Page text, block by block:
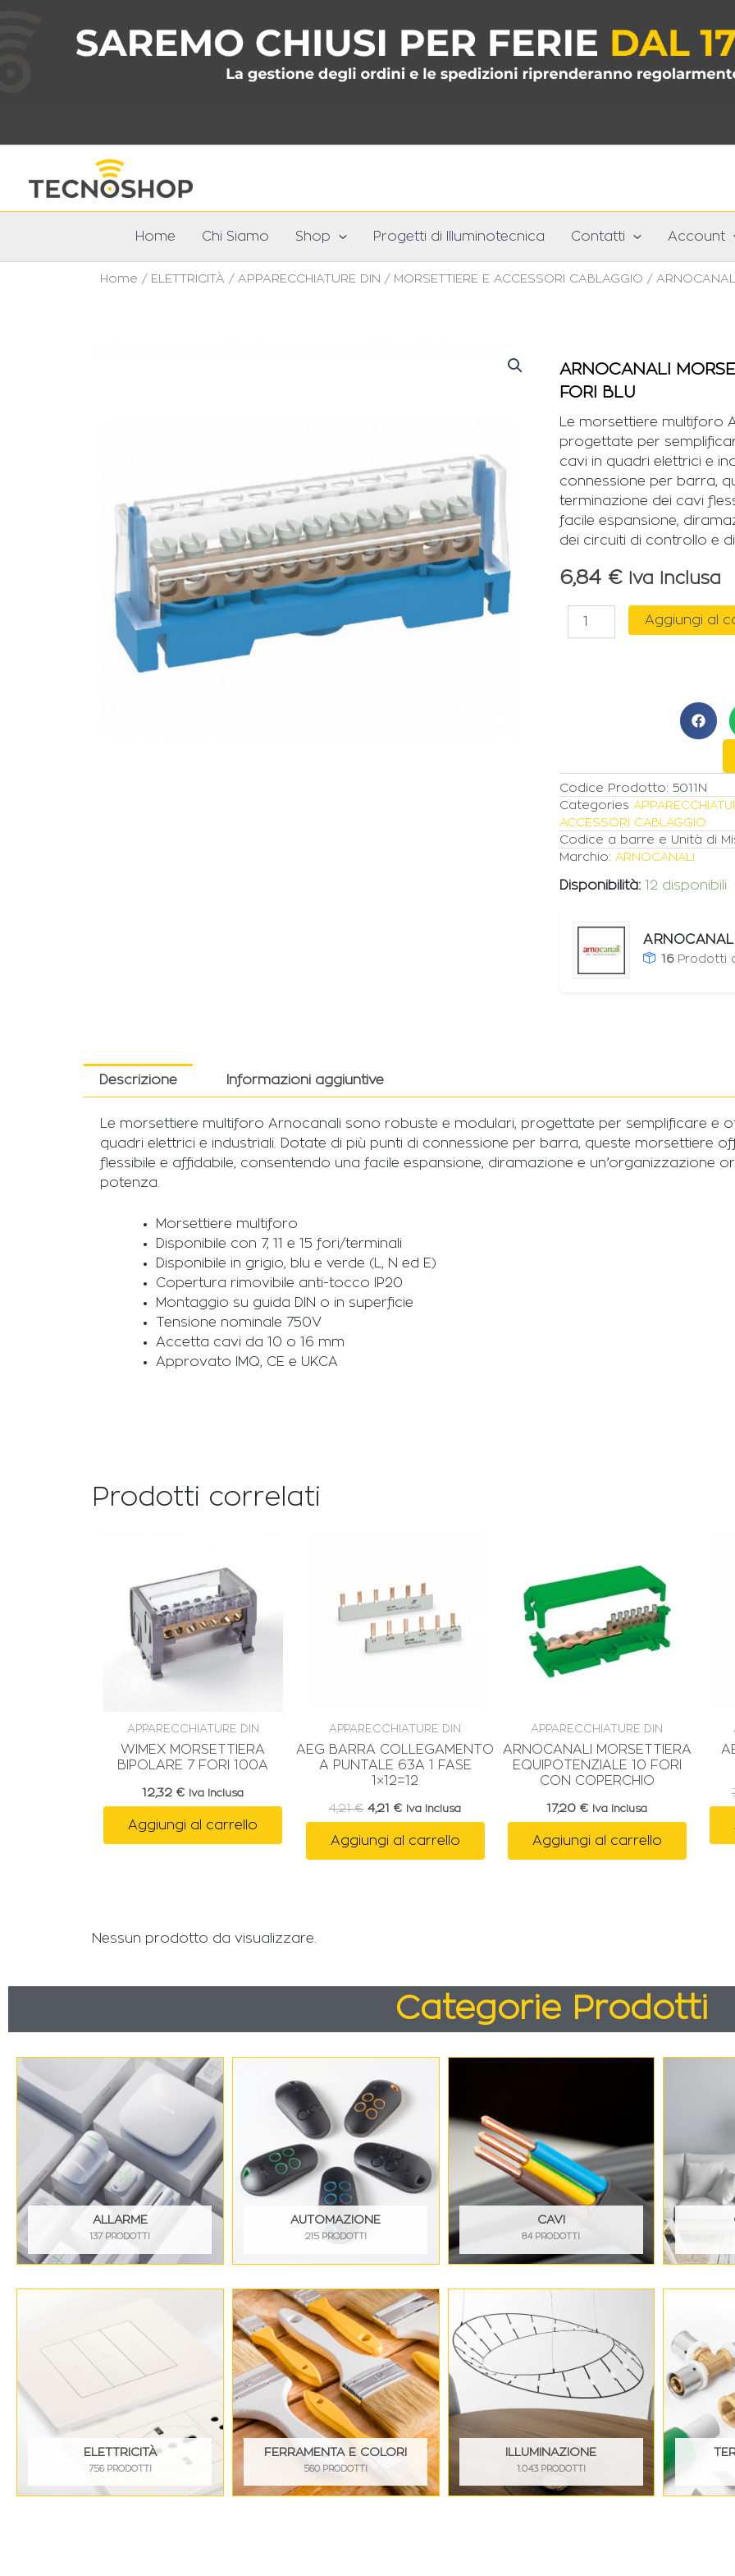
Home Chi Siamo Shop Progetti di Illuminotecnica Contatti Account
Home / ELETTRICITÀ / APPARECCHIATURE DIN / MORSETTIERE E ACCESSORI CABLAGGIO /
ARNOCANALI
FORI BLU
Le morsettiere multiforo
progettate per
cavi in quadri elettrici e
connessione per barra,
terminazione dei cavi
facile espansione,
dei circuiti di controllo e
6,84 € Iva Inclusa
MORSETTIERA
Aggiungi al
Codice Prodotto: 5011N
Categories
ACCESSORI CABLAGGIO
Codice a barre e Unità di
Marchio: ARNOCANALI
Disponibilità: 12 disponibili
ARNOCANALI
16 Prodotti
Descrizione Informazioni aggiuntive
Le morsettiere multiforo Arnocanali sono robuste e modulari, progettate per semplificare e
quadri elettrici e industriali. Dotate di più punti di connessione per barra, queste morsettiere
flessibile e affidabile, consentendo una facile espansione, diramazione e un’organizzazione
potenza.
Morsettiere multiforo
Disponibile con 7, 11 e 15 fori/terminali
Disponibile in grigio, blu e verde (L, N ed E)
Copertura rimovibile anti-tocco IP20
Montaggio su guida DIN o in superficie
Tensione nominale 750V
Accetta cavi da 10 o 16 mm
Approvato IMQ, CE e UKCA
Prodotti correlati
APPARECCHIATURE DIN
WIMEX MORSETTIERA
BIPOLARE 7 FORI 100A
12,32€ Iva Inclusa
Aggiungi al carrello
APPARECCHIATURE DIN
AEG BARRA COLLEGAMENTO
A PUNTALE 63A 1 FASE
1×12=12
4,21€
4,21 €.
4,21€
è:
4,21 €.
Iva Inclusa
Aggiungi al carrello
APPARECCHIATURE DIN
ARNOCANALI MORSETTIERA
EQUIPOTENZIALE 10 FORI
CON COPERCHIO
17,20€ Iva Inclusa
Aggiungi al carrello
Nessun prodotto da visualizzare.
Categorie Prodotti
ALLARME
137 PRODOTTI
AUTOMAZIONE
215 PRODOTTI
CAVI
84 PRODOTTI
ELETTRICITÀ
756 PRODOTTI
FERRAMENTA E COLORI
560 PRODOTTI
ILLUMINAZIONE
1.043 PRODOTTI